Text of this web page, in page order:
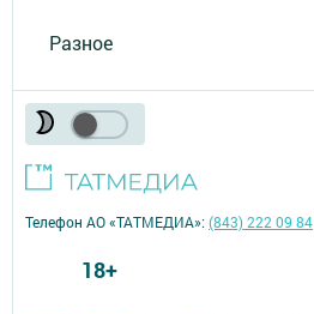
Разное
Телефон АО «ТАТМЕДИА»:(843) 222 09 84
18+